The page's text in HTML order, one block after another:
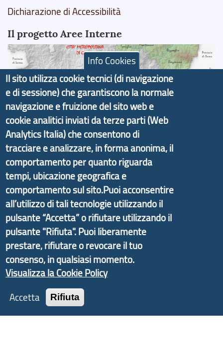
Dichiarazione di Accessibilità
Il progetto Aree Interne
Il portale di marketing territoriale e sviluppo locale
di Genova Città Metropolitana si è sviluppato a
partire dal progetto nazionale Aree Interne
promosso dal Dipartimento per lo Sviluppo
Economico e finalizzato al rilancio socio-economico
delle valli dell’entroterra. In particolare fornisce
informazioni ed aggiornamenti sulla
d'Area Antola-Tigullio, in collaborazione con Regione
Liguria ed ANCI Liguria.
Copyright © 2017 Città metropolitana di Genova |
CF: 80007350103
Tecnologie e Accessibilità
Info Cookies
Il sito utilizza cookie tecnici (di navigazione
e di sessione) che garantiscono la normale
navigazione e fruizione del sito web e
cookie analitici inviati da terze parti (Web
Analytics Italia) che consentono di
tracciare e analizzare, in forma anonima, il
comportamento per quanto riguarda
tempi, ubicazione geografica e
comportamento sul sito.Puoi acconsentire
all’utilizzo di tali tecnologie utilizzando il
pulsante “Accetta” o rifiutare utilizzando il
pulsante "Rifiuta". Puoi liberamente
prestare, rifiutare o revocare il tuo
consenso, in qualsiasi momento.
Visualizza la Cookie Policy
Accetta
Rifiuta